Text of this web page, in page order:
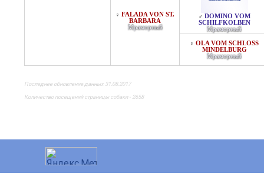
♀ FALADA VON ST.
BARBARA
Мраморный
♂ DOMINO VOM
SCHILFKOLBEN
Мраморный
♀ OLA VOM SCHLOSS M
INDELBURG
Мраморный
Последнее обновление данных 31.08.2017
Количество посещений страницы собаки - 2658